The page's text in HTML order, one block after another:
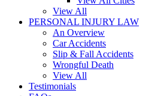
View All
PERSONAL INJURY LAW
An Overview
Car Accidents
Slip & Fall Accidents
Wrongful Death
View All
Testimonials